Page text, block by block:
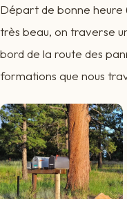
Départ de bonne heure
très beau, on traverse
bord de la route des
formations que nous